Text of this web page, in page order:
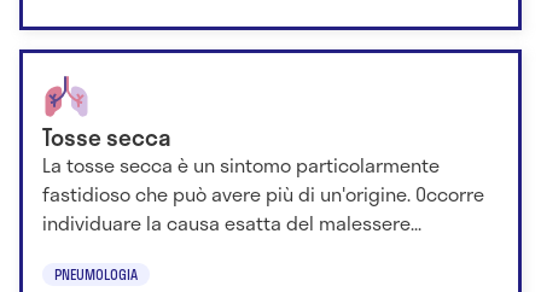
Tosse secca
La tosse secca è un sintomo particolarmente
fastidioso che può avere più di un'origine. Occorre
individuare la causa esatta del malessere...
PNEUMOLOGIA